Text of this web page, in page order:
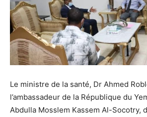
Le ministre de la santé, Dr Ahmed
l’ambassadeur de la République du
Abdulla Mosslem Kassem Al-Socotry,